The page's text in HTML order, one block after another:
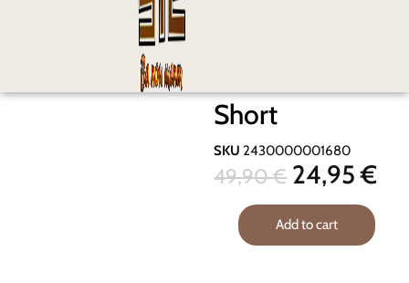
Short
SKU 2430000001680
49,90€ 24,95€
Add to cart